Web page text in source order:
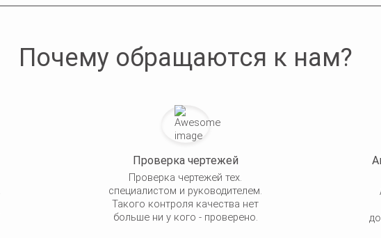
Почему обращаются к нам?
Проверка чертежей
Проверка чертежей тех.
специалистом и руководителем.
Такого контроля качества нет
больше ни у кого - проверено.